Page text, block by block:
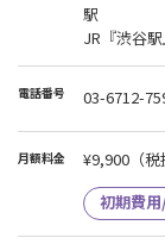
駅
JR『渋谷
電話番号 03-6712-
月額料金 ¥9,900 （
初期費